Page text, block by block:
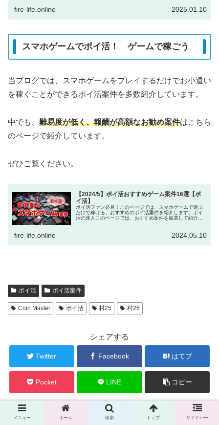
fire-life.online 2025.01.10
スマホゲームでポイ活！ ゲームで稼ごう
当ブログでは、スマホゲームをプレイするだけでお小遣い
を稼ぐことができるポイ活案件を多数紹介しています。
中でも、 難易度が低く、報酬が高額なお勧め案件はこちら
のページで紹介しています。
ぜひご覧ください。
【2024/5】ポイ活おすすめゲーム案件16選【ポ
イ活】
ポイ活ファン必見！このページでは、スマホゲームで遊ぶ
だけで稼げる、おすすめのポイ活案件を紹介します。ポイ
活の達人このページでは、おすすめ案件を厳選して紹介す
fire-life.online 2024.05.10
ポイ活 ポイ活案件
Coin Master ポイ活 村25 村26
シェアする
Twitter Facebook はてブ
Pocket LINE コピー
れんとをフォローする
メニュー ホーム 検索 トップ サイドバー